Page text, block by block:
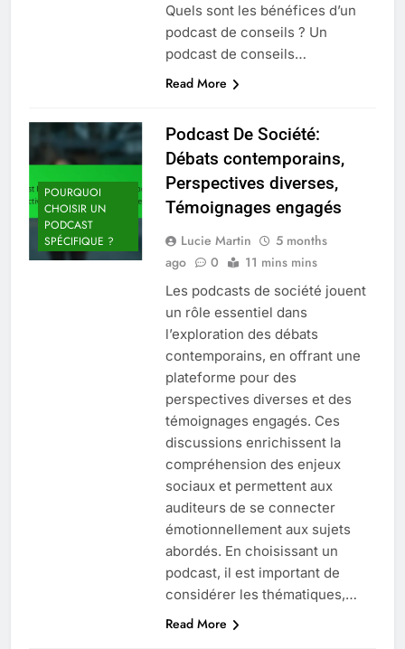
Quels sont les bénéfices d’un
podcast de conseils ? Un
podcast de conseils…
Read More
POURQUOI
CHOISIR UN
PODCAST
SPÉCIFIQUE ?
Podcast De Société:
Débats contemporains,
Perspectives diverses,
Témoignages engagés
Lucie Martin
5 months
ago
0 11 mins mins
Les podcasts de société jouent
un rôle essentiel dans
l’exploration des débats
contemporains, en offrant une
plateforme pour des
perspectives diverses et des
témoignages engagés. Ces
discussions enrichissent la
compréhension des enjeux
sociaux et permettent aux
auditeurs de se connecter
émotionnellement aux sujets
abordés. En choisissant un
podcast, il est important de
considérer les thématiques,…
Read More